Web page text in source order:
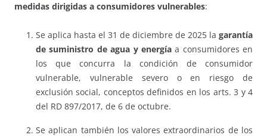
medidas dirigidas a consumidores vulnerables:
Se aplica hasta el 31 de diciembre de 2025 la garantía
de suministro de agua y energíaa consumidores en
los que concurra la condición de consumidor
vulnerable, vulnerable severo o en riesgo de
exclusión social, conceptos definidos en los arts. 3 y 4
del RD 897/2017, de 6 de octubre.
Se aplican también los valores extraordinarios de los